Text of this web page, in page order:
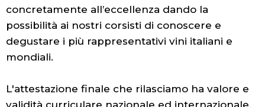
concretamente all’eccellenza dando la
possibilità ai nostri corsisti di conoscere e
degustare i più rappresentativi vini italiani e
mondiali.
L'attestazione finale che rilasciamo ha valore e
validità curriculare nazionale ed internazionale,